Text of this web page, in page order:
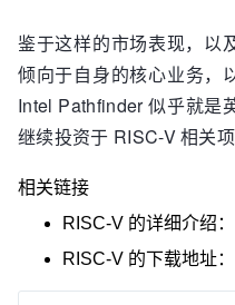
鉴于这样的市场表现，以
倾向于自身的核心业务，
Intel Pathfinder 似乎就是
继续投资于 RISC-V 相关项
相关链接
RISC-V 的详细介绍：
RISC-V 的下载地址：